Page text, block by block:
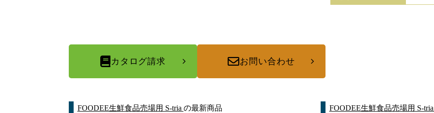
カタログ請求 お問い合わせ
FOODEE生鮮食品売場用 S-tria の最新商品 FOODEE生鮮食品売場用 S-tria